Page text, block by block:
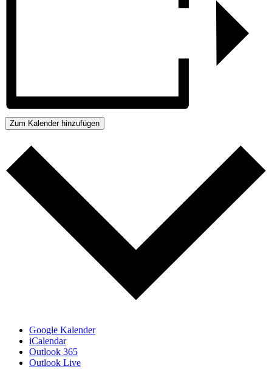
Zum Kalender hinzufügen
Google Kalender
iCalendar
Outlook 365
Outlook Live